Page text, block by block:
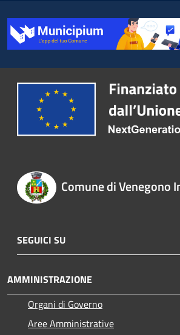
Comune di Venegono
SEGUICI SU
AMMINISTRAZIONE
Organi di Governo
Aree Amministrative